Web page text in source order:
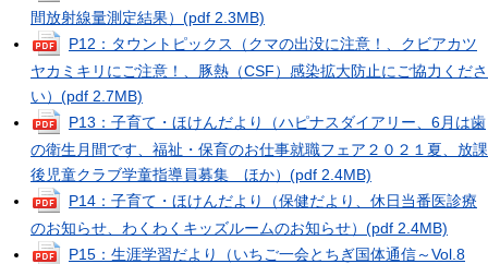
間放射線量測定結果） (pdf 2.3MB)
P12：タウントピックス（クマの出没に注意！、クビアカツ
ヤカミキリにご注意！、豚熱（CSF）感染拡大防止にご協力くださ
い） (pdf 2.7MB)
P13：子育て・ほけんだより（ハピナスダイアリー、6月は歯
の衛生月間です、福祉・保育のお仕事就職フェア２０２１夏、放課
後児童クラブ学童指導員募集 ほか） (pdf 2.4MB)
P14：子育て・ほけんだより（保健だより、休日当番医診療
のお知らせ、わくわくキッズルームのお知らせ） (pdf 2.4MB)
P15：生涯学習だより（いちご一会とちぎ国体通信～Vol.8